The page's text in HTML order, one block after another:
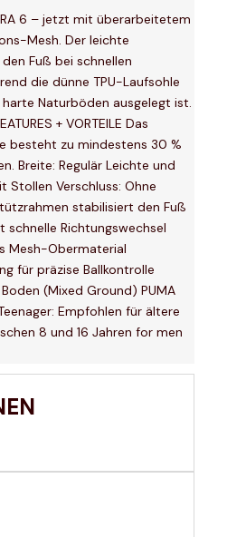
6 – jetzt mit überarbeitetem
Mesh. Der leichte
Fuß bei schnellen
die dünne TPU-Laufsohle
Naturböden ausgelegt ist.
+ VORTEILE Das
besteht zu mindestens 30 %
Breite: Regulär Leichte und
Stollen Verschluss: Ohne
stabilisiert den Fuß
Richtungswechsel
Mesh-Obermaterial
für präzise Ballkontrolle
(Mixed Ground) PUMA
Empfohlen für ältere
8 und 16 Jahren for men